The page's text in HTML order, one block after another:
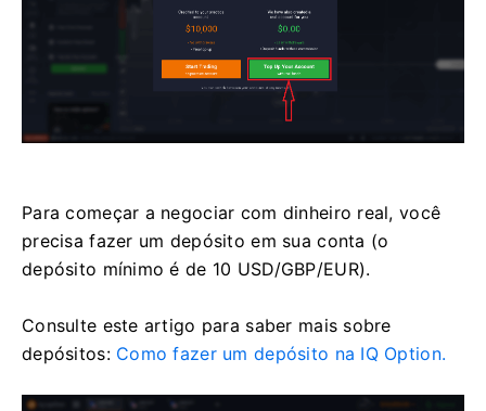
Para começar a negociar com dinheiro real, você
precisa fazer um depósito em sua conta (o
depósito mínimo é de 10 USD/GBP/EUR).
Consulte este artigo para saber mais sobre
depósitos: Como fazer um depósito na IQ Option.